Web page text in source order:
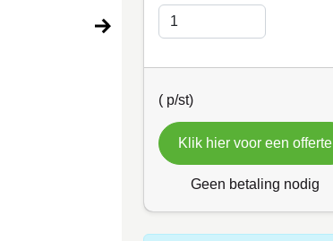
( p/st)
Klik hier voor een offerte
Geen betaling nodig